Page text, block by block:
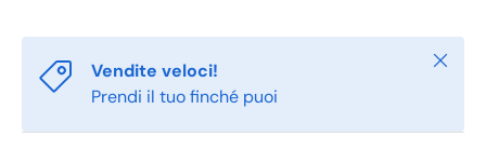
Vendite veloci!
Prendi il tuo finché puoi
Chiudi